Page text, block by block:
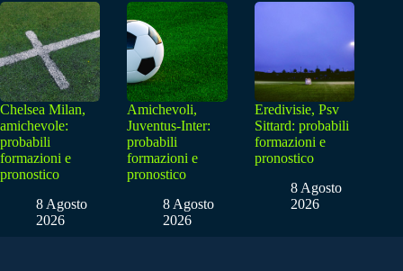
Chelsea Milan,
amichevole:
probabili
formazioni e
pronostico
8 Agosto
2026
Amichevoli,
Juventus-Inter:
probabili
formazioni e
pronostico
8 Agosto
2026
Eredivisie, Psv
Sittard: probabili
formazioni e
pronostico
8 Agosto
2026